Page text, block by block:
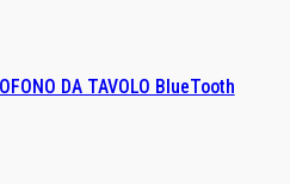
DA TAVOLO BlueTooth